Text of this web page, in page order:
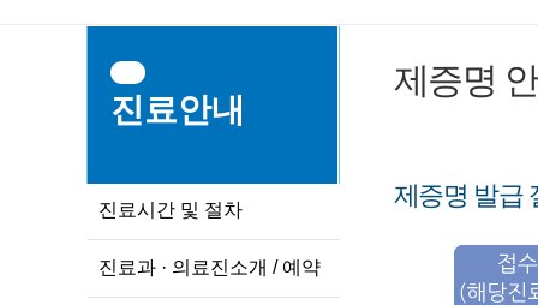
진료안내
진료시간 및 절차
진료과 · 의료진소개 / 예약
제증명
제증명 발급